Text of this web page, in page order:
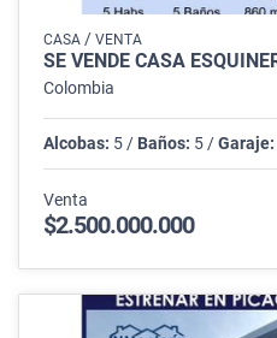
CASA / VENTA
Colombia
Alcobas: 5 / Baños: 5 /Garaje:
Venta
$2.500.000.000